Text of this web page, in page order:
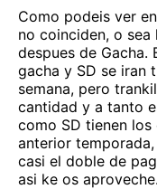
Como podeis ver
no coinciden, o sea
despues de
gacha y SD se iran
semana, pero
cantidad y a tanto
como SD tienen
anterior
casi el doble de
asi ke os aproveche.